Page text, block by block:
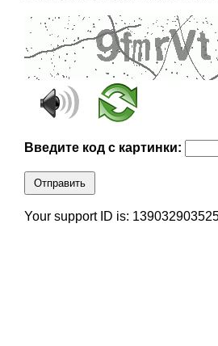
Введите код с картинки:
Отправить
Your support ID is: